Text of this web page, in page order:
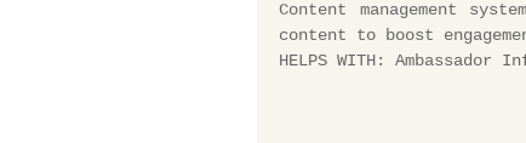
Content management
content to boost
HELPS WITH: Ambassador